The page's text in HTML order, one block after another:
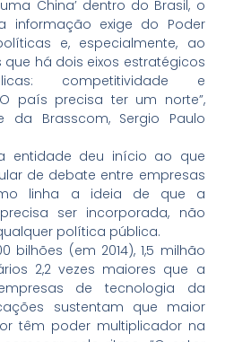
China’ dentro do Brasil, o
informação exige do Poder
e, especialmente, ao
que há dois eixos estratégicos
competitividade e
país precisa ter um norte”,
da Brasscom, Sergio Paulo
entidade deu início ao que
de debate entre empresas
linha a ideia de que a
ser incorporada, não
política pública.
bilhões (em 2014), 1,5 milhão
2,2 vezes maiores que a
de tecnologia da
sustentam que maior
têm poder multiplicador na